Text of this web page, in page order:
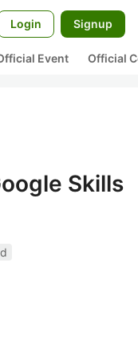
Login Signup
Event Official
Skills